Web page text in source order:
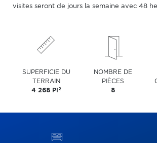
visites seront de jours la semaine avec 48
SUPERFICIE DU
TERRAIN
4 268 PI 2
NOMBRE DE
PIÈCES
8